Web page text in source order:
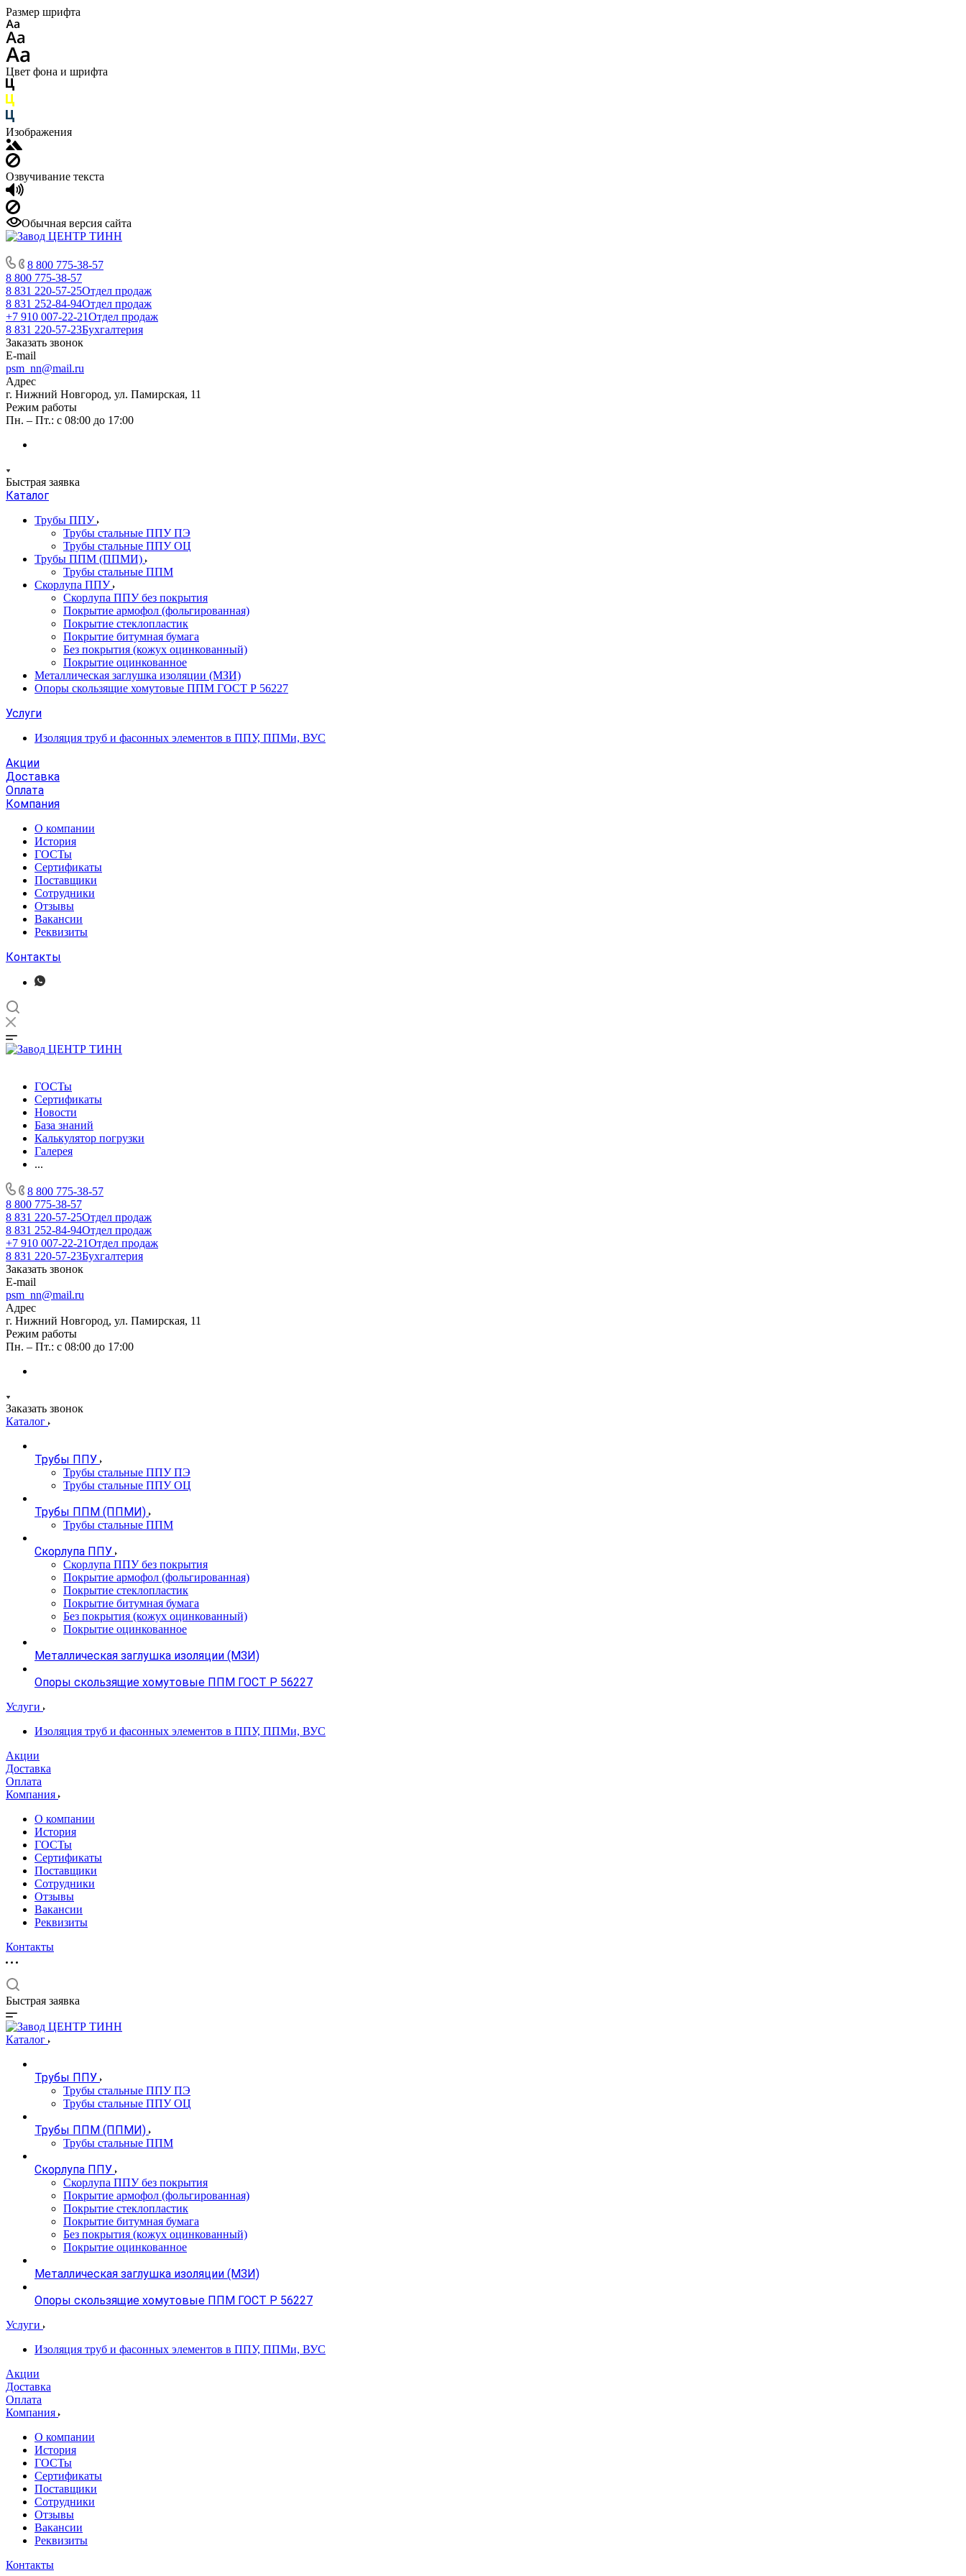
Размер шрифта
Цвет фона и шрифта
Изображения
Озвучивание текста
Обычная версия сайта
8 800 775-38-57
8 800 775-38-57
8 831 220-57-25Отдел продаж
8 831 252-84-94Отдел продаж
+7 910 007-22-21Отдел продаж
8 831 220-57-23Бухгалтерия
Заказать звонок
E-mail
psm_nn@mail.ru
Адрес
г. Нижний Новгород, ул. Памирская, 11
Режим работы
Пн. – Пт.: с 08:00 до 17:00
Быстрая заявка
Каталог
Трубы ППУ
Трубы стальные ППУ ПЭ
Трубы стальные ППУ ОЦ
Трубы ППМ (ППМИ)
Трубы стальные ППМ
Скорлупа ППУ
Скорлупа ППУ без покрытия
Покрытие армофол (фольгированная)
Покрытие стеклопластик
Покрытие битумная бумага
Без покрытия (кожух оцинкованный)
Покрытие оцинкованное
Металлическая заглушка изоляции (МЗИ)
Опоры скользящие хомутовые ППМ ГОСТ Р 56227
Услуги
Изоляция труб и фасонных элементов в ППУ, ППМи, ВУС
Акции
Доставка
Оплата
Компания
О компании
История
ГОСТы
Сертификаты
Поставщики
Сотрудники
Отзывы
Вакансии
Реквизиты
Контакты
ГОСТы
Сертификаты
Новости
База знаний
Калькулятор погрузки
Галерея
...
8 800 775-38-57
8 800 775-38-57
8 831 220-57-25Отдел продаж
8 831 252-84-94Отдел продаж
+7 910 007-22-21Отдел продаж
8 831 220-57-23Бухгалтерия
Заказать звонок
E-mail
psm_nn@mail.ru
Адрес
г. Нижний Новгород, ул. Памирская, 11
Режим работы
Пн. – Пт.: с 08:00 до 17:00
Заказать звонок
Каталог
Трубы ППУ
Трубы стальные ППУ ПЭ
Трубы стальные ППУ ОЦ
Трубы ППМ (ППМИ)
Трубы стальные ППМ
Скорлупа ППУ
Скорлупа ППУ без покрытия
Покрытие армофол (фольгированная)
Покрытие стеклопластик
Покрытие битумная бумага
Без покрытия (кожух оцинкованный)
Покрытие оцинкованное
Металлическая заглушка изоляции (МЗИ)
Опоры скользящие хомутовые ППМ ГОСТ Р 56227
Услуги
Изоляция труб и фасонных элементов в ППУ, ППМи, ВУС
Акции
Доставка
Оплата
Компания
О компании
История
ГОСТы
Сертификаты
Поставщики
Сотрудники
Отзывы
Вакансии
Реквизиты
Контакты
Быстрая заявка
Каталог
Трубы ППУ
Трубы стальные ППУ ПЭ
Трубы стальные ППУ ОЦ
Трубы ППМ (ППМИ)
Трубы стальные ППМ
Скорлупа ППУ
Скорлупа ППУ без покрытия
Покрытие армофол (фольгированная)
Покрытие стеклопластик
Покрытие битумная бумага
Без покрытия (кожух оцинкованный)
Покрытие оцинкованное
Металлическая заглушка изоляции (МЗИ)
Опоры скользящие хомутовые ППМ ГОСТ Р 56227
Услуги
Изоляция труб и фасонных элементов в ППУ, ППМи, ВУС
Акции
Доставка
Оплата
Компания
О компании
История
ГОСТы
Сертификаты
Поставщики
Сотрудники
Отзывы
Вакансии
Реквизиты
Контакты